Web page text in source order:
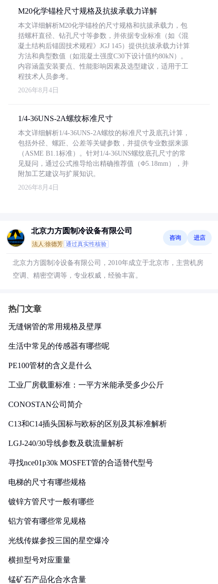
M20化学锚栓尺寸规格及抗拔承载力详解
本文详细解析M20化学锚栓的尺寸规格和抗拔承载力，包
括螺杆直径、钻孔尺寸等参数，并依据专业标准（如《混
凝土结构后锚固技术规程》JGJ 145）提供抗拔承载力计算
方法和典型数值（如混凝土强度C30下设计值约80kN）。
内容涵盖安装要点、性能影响因素及选型建议，适用于工
程技术人员参考。
2026年8月4日
1/4-36UNS-2A螺纹标准尺寸
本文详细解析1/4-36UNS-2A螺纹的标准尺寸及底孔计算，
包括外径、螺距、公差等关键参数，并提供专业数据来源
（ASME B1.1标准）。针对1/4-36UNS螺纹底孔尺寸的常
见疑问，通过公式推导给出精确推荐值（Φ5.18mm），并
附加工艺建议与扩展知识。
2026年8月4日
北京力方圆制冷设备有限公司
法人:徐德芳 通过真实性核验
咨询 进店
北京力方圆制冷设备有限公司，2010年成立于北京市，主营机房
空调、精密空调等，专业权威，经验丰富。
热门文章
无缝钢管的常用规格及壁厚
生活中常见的传感器有哪些呢
PE100管材的含义是什么
工业厂房载重标准：一平方米能承受多少公斤
CONOSTAN公司简介
C13和C14插头国标与欧标的区别及其标准解析
LGJ-240/30导线参数及载流量解析
寻找nce01p30k MOSFET管的合适替代型号
电梯的尺寸有哪些规格
镀锌方管尺寸一般有哪些
铝方管有哪些常见规格
光线传媒参投三国的星空爆冷
横担型号对应重量
锰矿石产品化合水含量